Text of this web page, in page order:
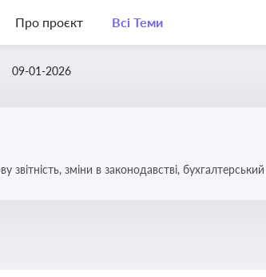
Про проєкт Всі Теми
09-01-2026
зміни в законодавстві,